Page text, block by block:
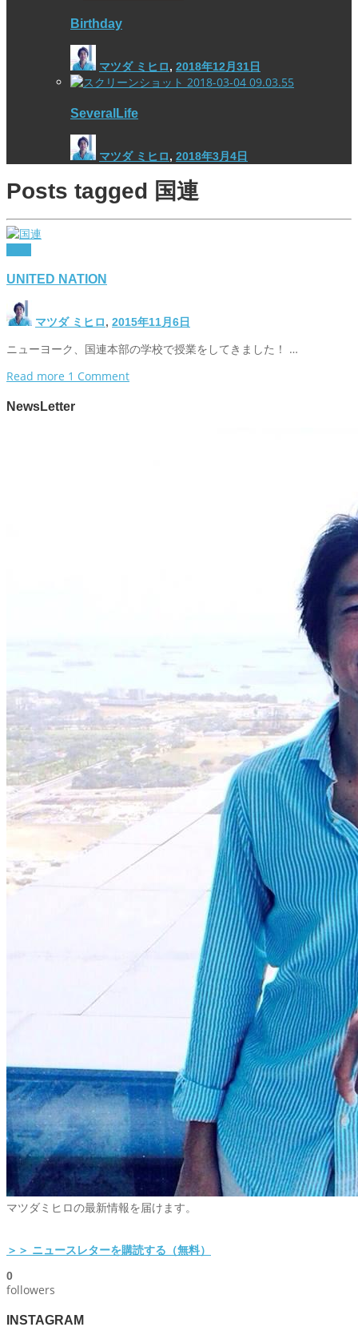
Birthday
マツダ ミヒロ, 2018年12月31日
SeveralLife
マツダ ミヒロ, 2018年3月4日
Posts tagged 国連
UNITED NATION
マツダ ミヒロ, 2015年11月6日
ニューヨーク、国連本部の学校で授業をしてきました！ …
Read more 1 Comment
NewsLetter
マツダミヒロの最新情報を届けます。
＞＞ ニュースレターを購読する（無料）
0
followers
INSTAGRAM